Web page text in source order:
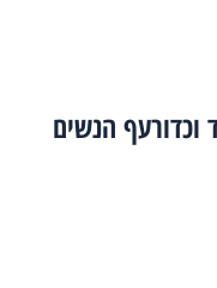
וכדורעף הנשים